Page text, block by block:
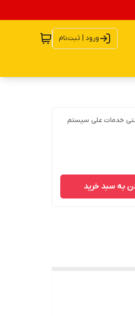
ورود | ثبت‌نام
خدمات علی سیستم
به سبد خرید